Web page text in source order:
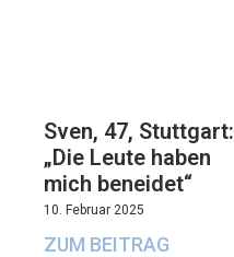
Sven, 47, Stuttgart:
„Die Leute haben
mich beneidet“
10. Februar 2025
ZUM BEITRAG